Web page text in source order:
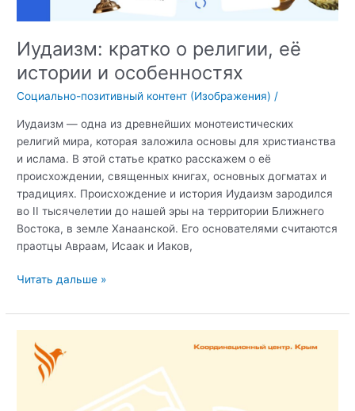
Иудаизм: кратко о религии, её
истории и особенностях
Социально-позитивный контент (Изображения) /
Иудаизм — одна из древнейших монотеистических
религий мира, которая заложила основы для христианства
и ислама. В этой статье кратко расскажем о её
происхождении, священных книгах, основных догматах и
традициях. Происхождение и история Иудаизм зародился
во II тысячелетии до нашей эры на территории Ближнего
Востока, в земле Ханаанской. Его основателями считаются
праотцы Авраам, Исаак и Иаков,
Иудаизм:
о
религии,
истории
особенностях
Читать дальше »